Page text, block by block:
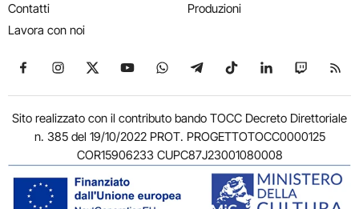
Contatti
Lavora con noi
Produzioni
Seguici su Facebook
Seguici su Instagram
Seguici su X
Seguici su YouTube
Seguici su WhatsApp
Seguici su Telegram
Seguici su TikTok
Seguici su
Seguici
Sito realizzato con il contributo bando TOCC Decreto Direttoriale
n. 385 del 19/10/2022 PROT. PROGETTOTOCC0000125
COR15906233 CUPC87J23001080008